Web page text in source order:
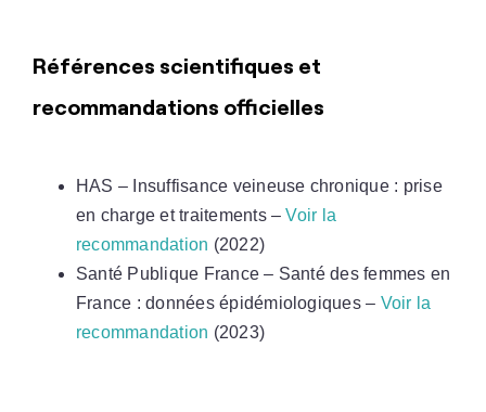
Références scientifiques et
recommandations officielles
HAS – Insuffisance veineuse chronique : prise
en charge et traitements –Voir la
recommandation (2022)
Santé Publique France – Santé des femmes en
France : données épidémiologiques – Voir la
recommandation (2023)